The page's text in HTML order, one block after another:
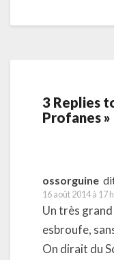
3 Replies
Profanes
ossorguine
16 août 2014 à 17
Un très
esbroufe,
On dirait du